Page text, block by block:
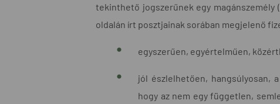
tekinthető jogszerűnek egy magánszemély
oldalán írt posztjainak sorában megjelenő
egyszerűen, egyértelműen,
jól észlelhetően, hangsúlyosan,
hogy az nem egy független,